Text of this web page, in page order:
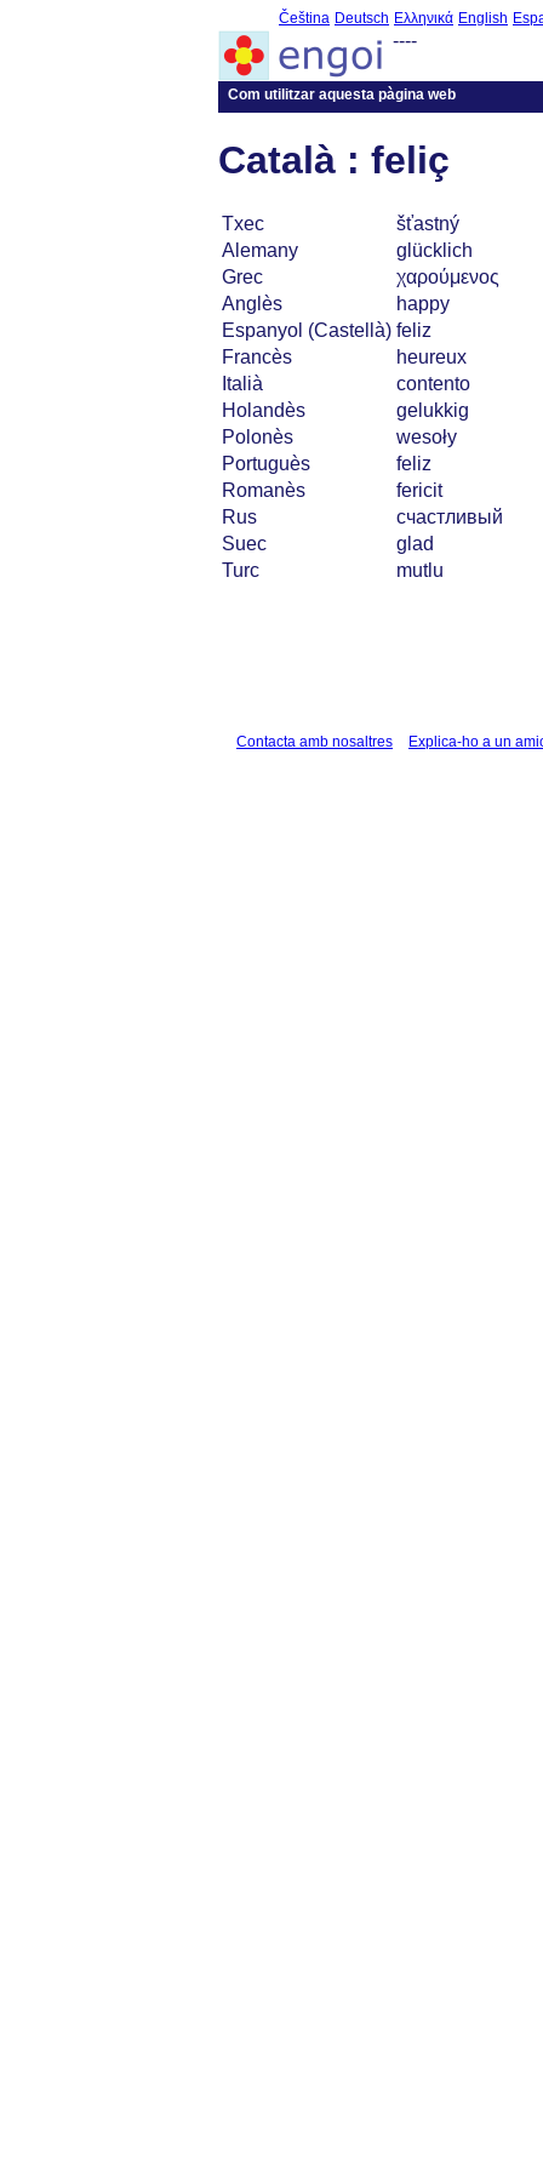
Čeština Deutsch Ελληνικά English
----
Com utilitzar aquesta pàgina web
Català : feliç
Txec
šťastný
Alemany
glücklich
Grec
χαρούμενος
Anglès
happy
Espanyol (Castellà) feliz
Francès
heureux
Italià
contento
Holandès
gelukkig
Polonès
wesoły
Portuguès
feliz
Romanès
fericit
Rus
счастливый
Suec
glad
Turc
mutlu
Contacta amb nosaltres Explica-ho a un